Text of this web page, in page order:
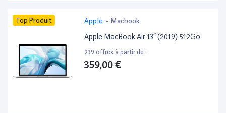
Top Produit Apple - Macbook
Apple MacBook Air 13” (2019) 512Go
239 offres à partir de :
359,00 €